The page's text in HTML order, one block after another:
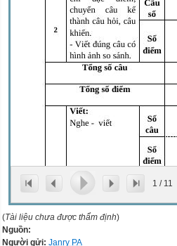
1 / 11
(Tài liệu chưa được thẩm định)
Nguồn:
Người gửi: Janry PA